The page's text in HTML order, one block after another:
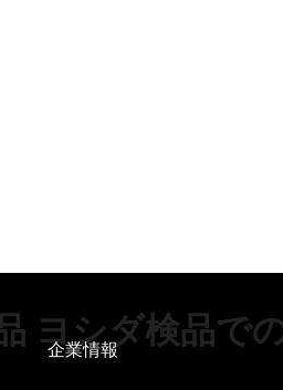
ヨシダ検品で
企業情報